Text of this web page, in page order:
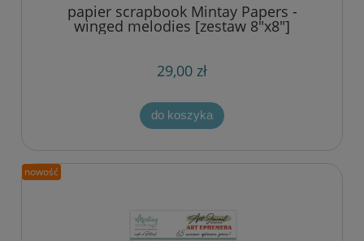
papier scrapbook Mintay Papers -
winged melodies [zestaw 8"x8"]
29,00 zł
do koszyka
nowość